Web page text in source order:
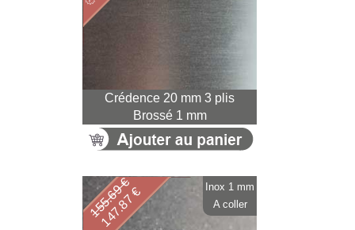
Crédence 20 mm 3 plis
Brossé 1 mm
147.87 €
155.69 €
Inox 1 mm
A coller